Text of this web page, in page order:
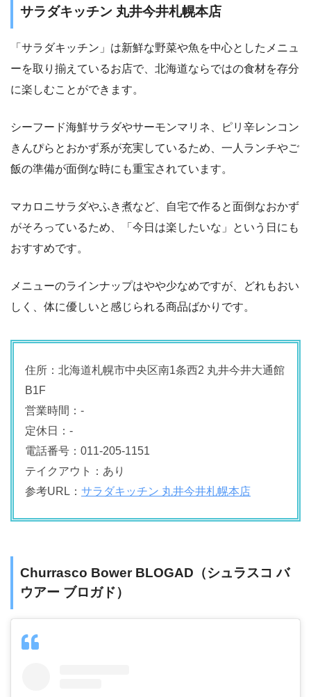
サラダキッチン 丸井今井札幌本店
「サラダキッチン」は新鮮な野菜や魚を中心としたメニュ
ーを取り揃えているお店で、北海道ならではの食材を存分
に楽しむことができます。
シーフード海鮮サラダやサーモンマリネ、ピリ辛レンコン
きんぴらとおかず系が充実しているため、一人ランチやご
飯の準備が面倒な時にも重宝されています。
マカロニサラダやふき煮など、自宅で作ると面倒なおかず
がそろっているため、「今日は楽したいな」という日にも
おすすめです。
メニューのラインナップはやや少なめですが、どれもおい
しく、体に優しいと感じられる商品ばかりです。
住所：北海道札幌市中央区南1条西2 丸井今井大通館
B1F
営業時間：-
定休日：-
電話番号：011-205-1151
テイクアウト：あり
参考URL： サラダキッチン 丸井今井札幌本店
Churrasco Bower BLOGAD（シュラスコ バ
ウアー ブロガド）